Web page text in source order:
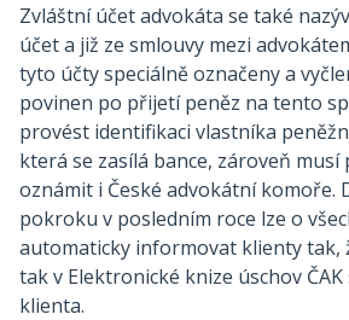
Zvláštní účet advokáta se také
účet a již ze smlouvy mezi
tyto účty speciálně označeny a
povinen po přijetí peněz na tento
provést identifikaci vlastníka
která se zasílá bance, zároveň musí
oznámit i České advokátní komoře.
pokroku v posledním roce lze o
automaticky informovat klienty tak,
tak v Elektronické knize úschov ČAK
klienta.